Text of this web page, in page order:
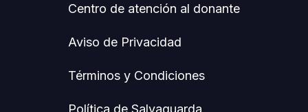
Centro de atención al donante
Aviso de Privacidad
Términos y Condiciones
Política de Salvaguarda